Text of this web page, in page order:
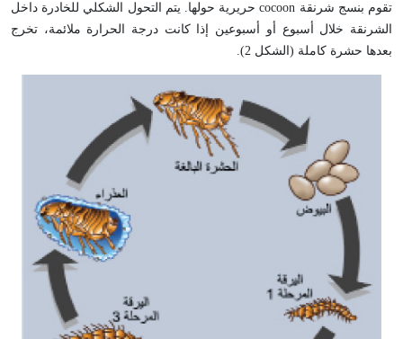
تقوم بنسج شرنقة cocoon حريرية حولها. يتم التحول الشكلي للخادرة داخل
الشرنقة خلال أسبوع أو أسبوعين إذا كانت درجة الحرارة ملائمة، تخرج
بعدها حشرة كاملة (الشكل 2).